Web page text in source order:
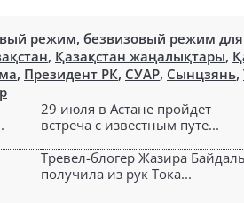
режим, безвизовый режим для
, Қазақстан жаңалықтары,
, Президент РК, СУАР, Сынцзянь,
29 июля в Астане пройдет
встреча с известным путе...
Тревел-блогер Жазира
получила из рук Тока...